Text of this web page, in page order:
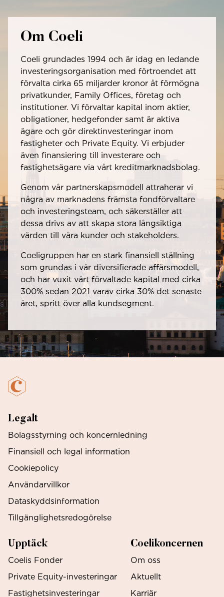
Om Coeli
Coeli grundades 1994 och är idag en ledande
investeringsorganisation med förtroendet att
förvalta cirka 65 miljarder kronor åt förmögna
privatkunder, Family Offices, företag och
institutioner. Vi förvaltar kapital inom aktier,
obligationer, hedgefonder samt är aktiva
ägare och gör direktinvesteringar inom
fastigheter och Private Equity. Vi erbjuder
även finansiering till investerare och
fastighetsägare via vårt kreditmarknadsbolag.
Genom vår partnerskapsmodell attraherar vi
några av marknadens främsta fondförvaltare
och investeringsteam, och säkerställer att
dessa drivs av att skapa stora långsiktiga
värden till våra kunder och stakeholders.
Coeligruppen har en stark finansiell ställning
som grundas i vår diversifierade affärsmodell,
och har vuxit vårt förvaltade kapital med cirka
300% sedan 2021 varav cirka 30% det senaste
året, spritt över alla kundsegment.
Legalt
Bolagsstyrning och koncernledning
Finansiell och legal information
Cookiepolicy
Användarvillkor
Dataskyddsinformation
Tillgänglighetsredogörelse
Upptäck
Coelis Fonder
Private Equity-investeringar
Fastighetsinvesteringar
Coelikoncernen
Om oss
Aktuellt
Karriär